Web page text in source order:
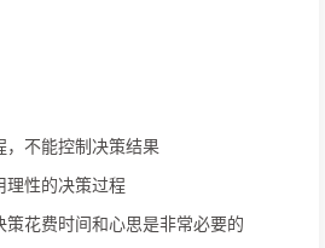
不能控制决策结果
理性的决策过程
花费时间和心思是非常必要的